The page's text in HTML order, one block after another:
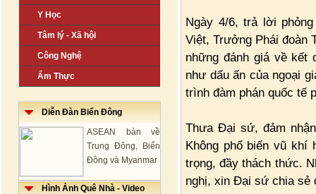
Y Học
Tâm lý - Xã hội
Công Nghệ
Ẩm Thực
Diễn Đàn Biển Đông
ASEAN bàn về
Trung Đông, Biển
Đông và Myanmar
Hình Ảnh Quê Nhà - Video
Ngày 4/6, trả lời
Việt, Trưởng Phái đoàn
những đánh giá về kết
như dấu ấn của ngoại
trình đàm phán quốc tế
Thưa Đại sứ, đảm
Không phổ biến vũ khí
trọng, đầy thách thức.
nghị, xin Đại sứ chia sẻ